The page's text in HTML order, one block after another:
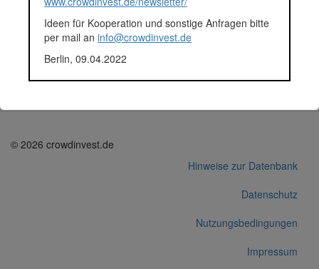
Segment
Unternehmen
Anlagestatus
Aktiv
Plattform
aescuvest
© 2026 crowdinvest.de
Hinweise zur Datenbank
Datenschutz
Nutzungsbedingungen
Impressum
Ideen für Kooperation und sonstige Anfragen bitte
per mail an info@crowdinvest.de
Berlin, 09.04.2022